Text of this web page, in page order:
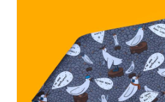
Контакты